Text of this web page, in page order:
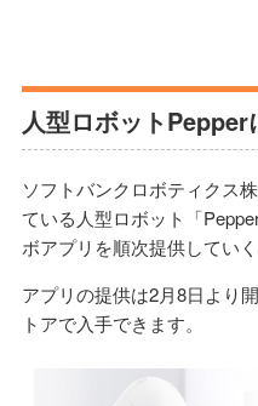
人型ロボット
ソフトバンクロボティクス
ている人型ロボット「
ボアプリを順次提供してい
アプリの提供は2月8日より
トアで入手できます。